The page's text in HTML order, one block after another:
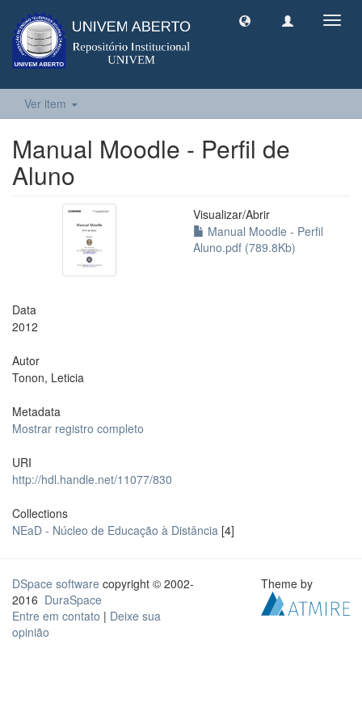
Ver item
Manual Moodle - Perfil de
Aluno
Visualizar/Abrir
Manual Moodle - Perfil
Aluno.pdf (789.8Kb)
Data
2012
Autor
Tonon, Leticia
Metadata
Mostrar registro completo
URI
http://hdl.handle.net/11077/830
Collections
NEaD - Núcleo de Educação à Distância [4]
DSpace software copyright © 2002-
2016 DuraSpace
Entre em contato | Deixe sua
opinião
Theme by